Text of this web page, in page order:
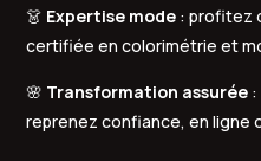
👗 Expertise mode : profitez
certifiée en colorimétrie et
🌸 Transformation assurée
reprenez confiance, en ligne